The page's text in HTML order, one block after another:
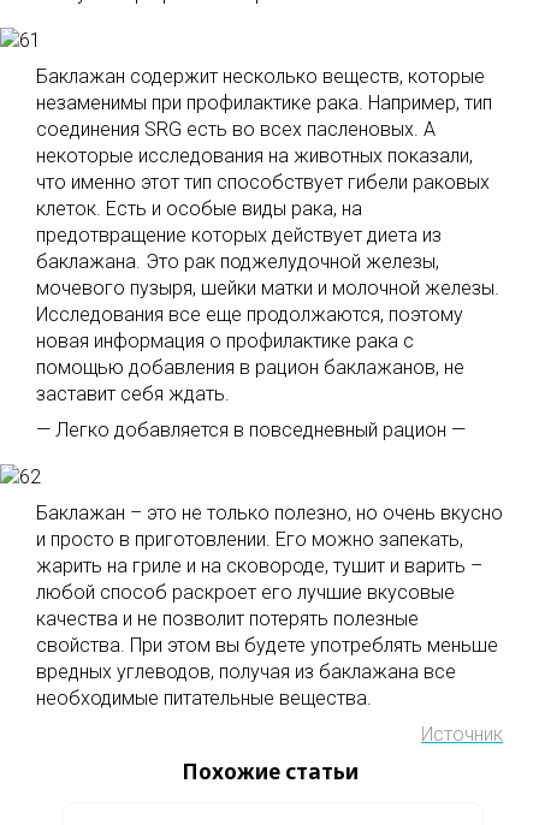
Баклажан содержит несколько веществ, которые
незаменимы при профилактике рака. Например, тип
соединения SRG есть во всех пасленовых. А
некоторые исследования на животных показали,
что именно этот тип способствует гибели раковых
клеток. Есть и особые виды рака, на
предотвращение которых действует диета из
баклажана. Это рак поджелудочной железы,
мочевого пузыря, шейки матки и молочной железы.
Исследования все еще продолжаются, поэтому
новая информация о профилактике рака с
помощью добавления в рацион баклажанов, не
заставит себя ждать.
— Легко добавляется в повседневный рацион —
Баклажан – это не только полезно, но очень вкусно
и просто в приготовлении. Его можно запекать,
жарить на гриле и на сковороде, тушит и варить –
любой способ раскроет его лучшие вкусовые
качества и не позволит потерять полезные
свойства. При этом вы будете употреблять меньше
вредных углеводов, получая из баклажана все
необходимые питательные вещества.
Источник
Похожие статьи